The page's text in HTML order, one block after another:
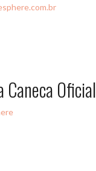
Caneca Oficial